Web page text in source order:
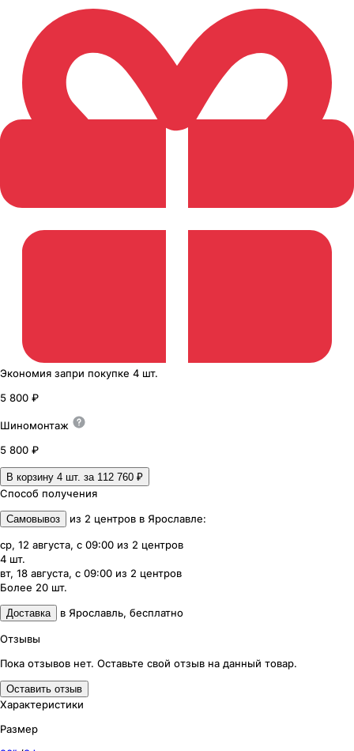
Экономия запри покупке 4 шт.
5 800 ₽
Шиномонтаж
5 800 ₽
В корзину 4 шт. за 112 760 ₽
Способ получения
Самовывоз из 2 центров в Ярославле:
ср, 12 августа, с 09:00 из 2 центров
4 шт.
вт, 18 августа, с 09:00 из 2 центров
Более 20 шт.
Доставка в Ярославль, бесплатно
Отзывы
Пока отзывов нет. Оставьте свой отзыв на данный товар.
Оставить отзыв
Характеристики
Размер